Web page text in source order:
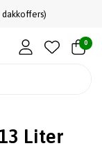
dakkoffers)
0
Liter